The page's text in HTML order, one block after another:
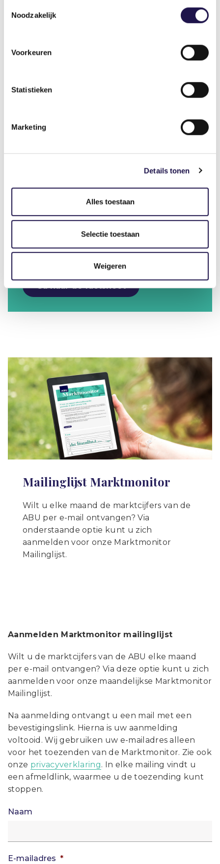
Noodzakelijk
Voorkeuren
Statistieken
Marketing
Details tonen
Alles toestaan
Selectie toestaan
Weigeren
Factsheet: De waarde van
Uitzendwerk blijft een belangrijke rol
spelen op de Nederlandse arbeidsmarkt.
Dat blijkt uit de cijfers over 2023 die wij in
(februari 2025).
Ga naar de factsheet
Mailinglijst Marktmonitor
Wilt u elke maand de marktcijfers van de
ABU per e-mail ontvangen? Via
onderstaande optie kunt u zich
aanmelden voor onze Marktmonitor
Mailinglijst.
Aanmelden Marktmonitor mailinglijst
Wilt u de marktcijfers van de ABU elke maand
per e-mail ontvangen? Via deze optie kunt u zich
aanmelden voor onze maandelijkse Marktmonitor
Mailinglijst.
Na aanmelding ontvangt u een mail met een
bevestigingslink. Hierna is uw aanmelding
voltooid. Wij gebruiken uw e-mailadres alleen
voor het toezenden van de Marktmonitor. Zie ook
onze privacyverklaring. In elke mailing vindt u
een afmeldlink, waarmee u de toezending kunt
stoppen.
Naam
E-mailadres *